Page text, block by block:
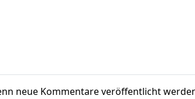
neue Kommentare veröffentlicht